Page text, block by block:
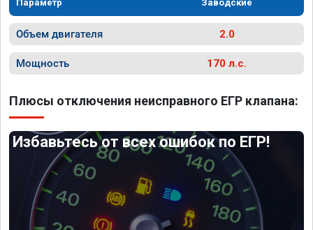
Параметр Заводские
Объем двигателя 2.0
Мощность 170 л.с.
Плюсы отключения неисправного ЕГР клапана:
Избавьтесь от всех ошибок по ЕГР!